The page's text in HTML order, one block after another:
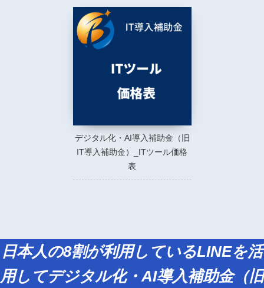
デジタル化・AI導入補助金（旧
IT導入補助金）_ITツール価格
表
日本人の8割が利用しているLINEを活
用してデジタル化・AI導入補助金（旧